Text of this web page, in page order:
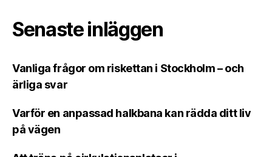
Senaste inläggen
Vanliga frågor om riskettan i Stockholm – och
ärliga svar
Varför en anpassad halkbana kan rädda ditt liv
på vägen